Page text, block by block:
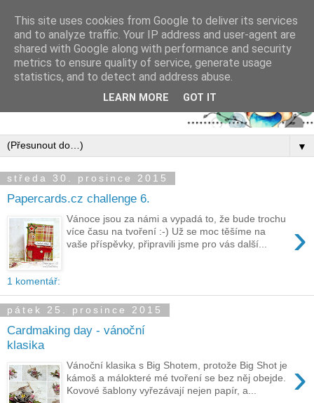
▼
středa 30. prosince 2015
Papercards.cz challenge 6.
›
Vánoce jsou za námi a vypadá to, že bude trochu
více času na tvoření :-) Už se moc těšíme na
vaše příspěvky, připravili jsme pro vás další...
1 komentář:
pátek 25. prosince 2015
Cardmaking day - vánoční
klasika
›
Vánoční klasika s Big Shotem, protože Big Shot je
kámoš a málokteré mé tvoření se bez něj obejde.
Kovové šablony vyřezávají nejen papír, a...
This site uses cookies from Google to deliver its services
and to analyze traffic. Your IP address and user-agent are
shared with Google along with performance and security
metrics to ensure quality of service, generate usage
statistics, and to detect and address abuse.
LEARN MORE GOT IT